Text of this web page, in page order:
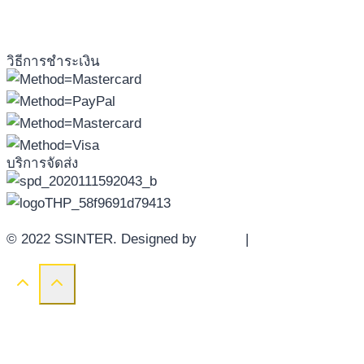
วิธีการชำระเงิน
บริการจัดส่ง
© 2022 SSINTER. Designed by